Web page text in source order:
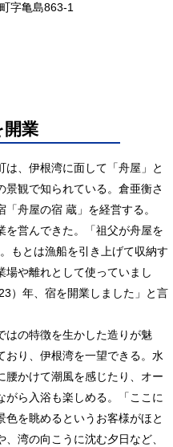
字亀島863-1
開業
、伊根湾に面して「舟屋」と
観で知られている。倉亜衡さ
舟屋の宿 蔵」を経営する。
営んできた。「祖父が舟屋を
もとは漁船を引き上げて収納す
場や離れとして使っていまし
）年、宿を開業しました」と言
の特徴を生かした造りが魅
おり、伊根湾を一望できる。水
腰かけて潮風を感じたり、オー
がら入浴も楽しめる。「ここに
を眺めるというお客様がほと
湾の向こうに沈む夕日など、